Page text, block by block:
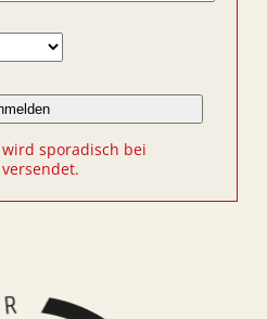
wird sporadisch bei